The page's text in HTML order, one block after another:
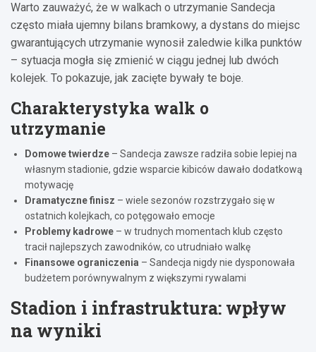
Warto zauważyć, że w walkach o utrzymanie Sandecja
często miała ujemny bilans bramkowy, a dystans do miejsc
gwarantujących utrzymanie wynosił zaledwie kilka punktów
– sytuacja mogła się zmienić w ciągu jednej lub dwóch
kolejek. To pokazuje, jak zacięte bywały te boje.
Charakterystyka walk o
utrzymanie
Domowe twierdze – Sandecja zawsze radziła sobie lepiej na
własnym stadionie, gdzie wsparcie kibiców dawało dodatkową
motywację
Dramatyczne finisz – wiele sezonów rozstrzygało się w
ostatnich kolejkach, co potęgowało emocje
Problemy kadrowe – w trudnych momentach klub często
tracił najlepszych zawodników, co utrudniało walkę
Finansowe ograniczenia – Sandecja nigdy nie dysponowała
budżetem porównywalnym z większymi rywalami
Stadion i infrastruktura: wpływ
na wyniki